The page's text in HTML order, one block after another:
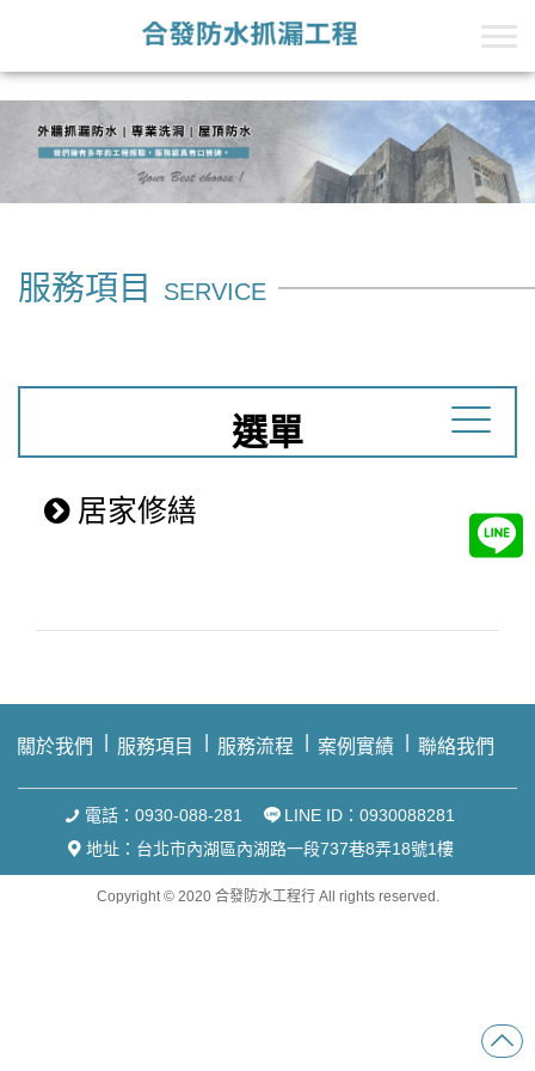
服務項目 SERVICE
選單
居家修繕
關於我們 服務項目 服務流程 案例實績 聯絡我們
電話：0930-088-281
LINE ID：0930088281
地址：台北市內湖區內湖路一段737巷8弄18號1樓
Copyright © 2020 合發防水工程行 All rights reserved.